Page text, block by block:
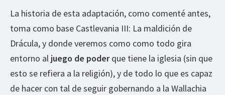
La historia de esta adaptación, como comenté antes,
toma como base Castlevania III: La maldición de
Drácula, y donde veremos como como todo gira
entorno al juego de poderque tiene la iglesia (sin que
esto se refiera a la religión), y de todo lo que es capaz
de hacer con tal de seguir gobernando a la Wallachia